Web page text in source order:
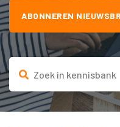
ABONNEREN